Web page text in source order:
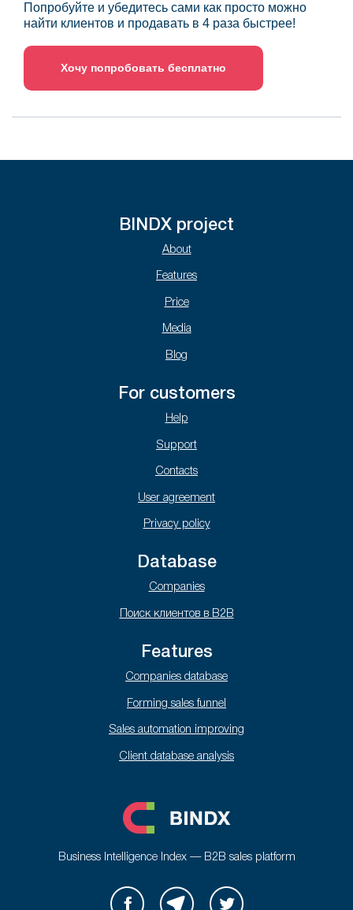
Попробуйте и убедитесь сами как просто можно
найти клиентов и продавать в 4 раза быстрее!
Хочу попробовать бесплатно
BINDX project
About
Features
Price
Media
Blog
For customers
Help
Support
Contacts
User agreement
Privacy policy
Database
Companies
Поиск клиентов в B2B
Features
Companies database
Forming sales funnel
Sales automation improving
Client database analysis
Business Intelligence Index — B2B sales platform